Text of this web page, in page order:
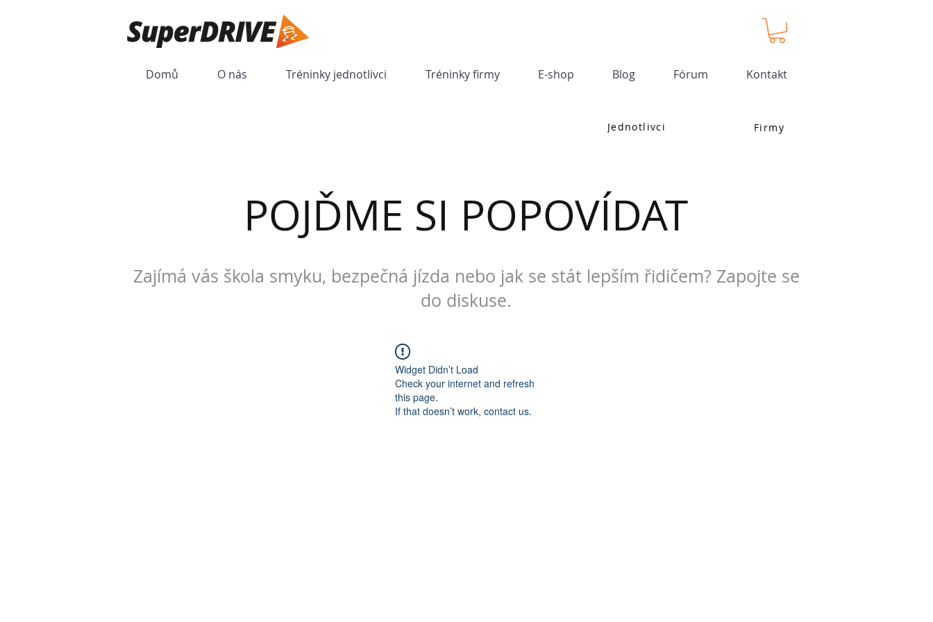
Domů O nás Tréninky jednotlivci Tréninky firmy E-shop Blog Fórum Kontakt
Jednotlivci Firmy
POJĎME SI POPOVÍDAT
Zajímá vás škola smyku, bezpečná jízda nebo jak se stát lepším řidičem? Zapojte se
do diskuse.
Widget Didn’t Load
Check your internet and refresh
this page.
If that doesn’t work, contact us.